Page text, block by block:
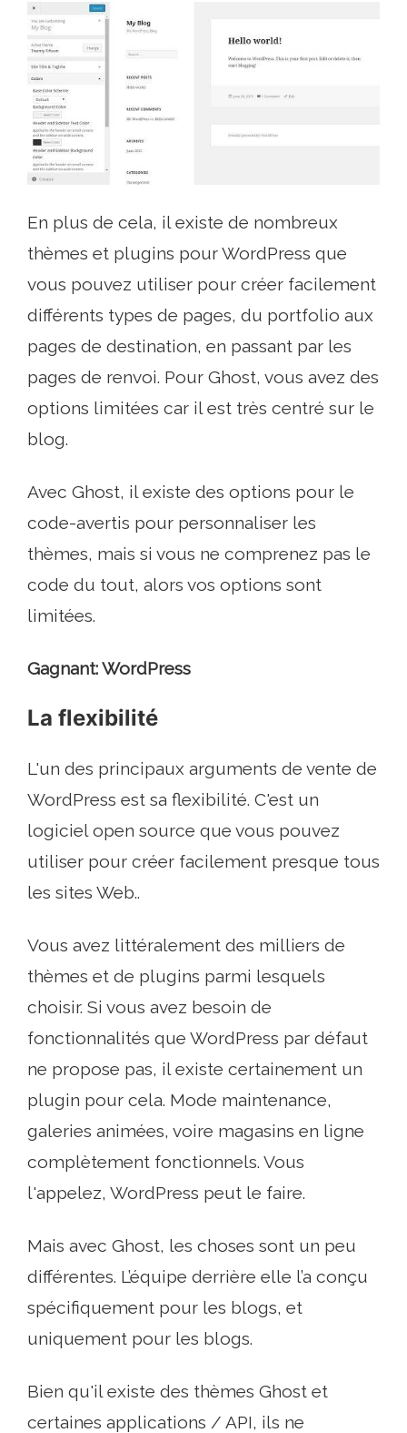
En plus de cela, il existe de nombreux
thèmes et plugins pour WordPress que
vous pouvez utiliser pour créer facilement
différents types de pages, du portfolio aux
pages de destination, en passant par les
pages de renvoi. Pour Ghost, vous avez des
options limitées car il est très centré sur le
blog.
Avec Ghost, il existe des options pour le
code-avertis pour personnaliser les
thèmes, mais si vous ne comprenez pas le
code du tout, alors vos options sont
limitées.
Gagnant: WordPress
La flexibilité
L'un des principaux arguments de vente de
WordPress est sa flexibilité. C'est un
logiciel open source que vous pouvez
utiliser pour créer facilement presque tous
les sites Web..
Vous avez littéralement des milliers de
thèmes et de plugins parmi lesquels
choisir. Si vous avez besoin de
fonctionnalités que WordPress par défaut
ne propose pas, il existe certainement un
plugin pour cela. Mode maintenance,
galeries animées, voire magasins en ligne
complètement fonctionnels. Vous
l'appelez, WordPress peut le faire.
Mais avec Ghost, les choses sont un peu
différentes. L’équipe derrière elle l’a conçu
spécifiquement pour les blogs, et
uniquement pour les blogs.
Bien qu'il existe des thèmes Ghost et
certaines applications / API, ils ne